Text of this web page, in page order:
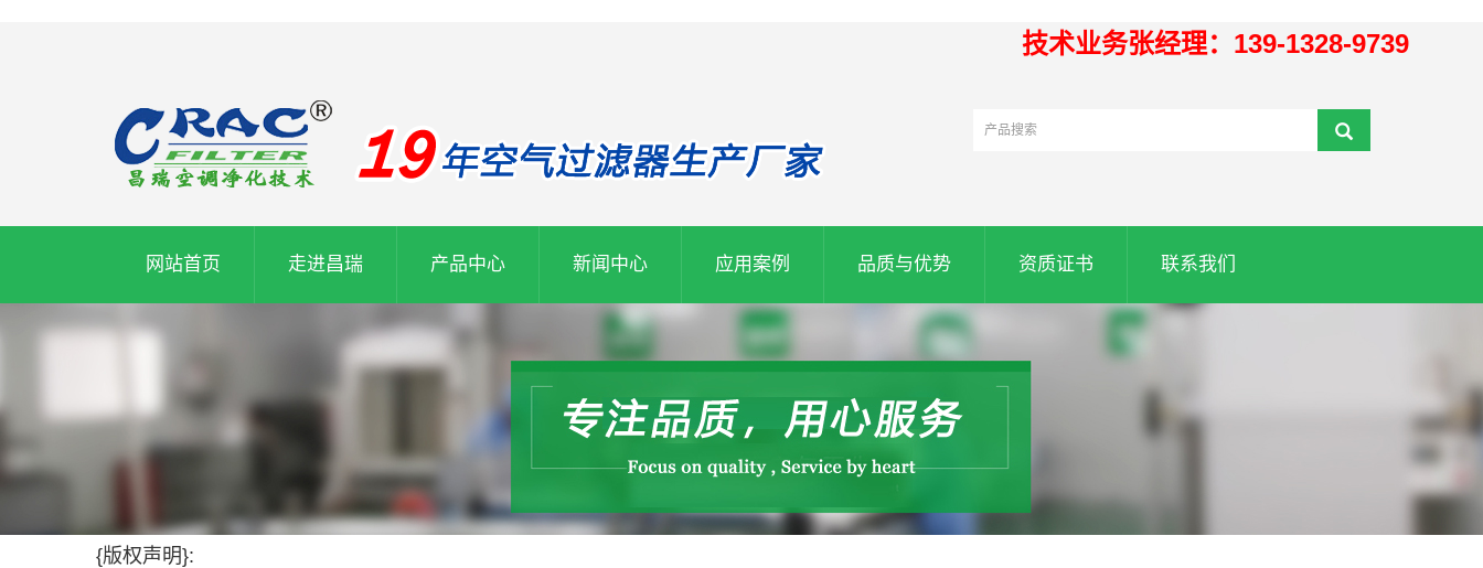
技术业务张经理：139-1328-9739
网站首页 走进昌瑞 产品中心 新闻中心 应用案例 品质与优势 资质证书 联系我们
{版权声明}: